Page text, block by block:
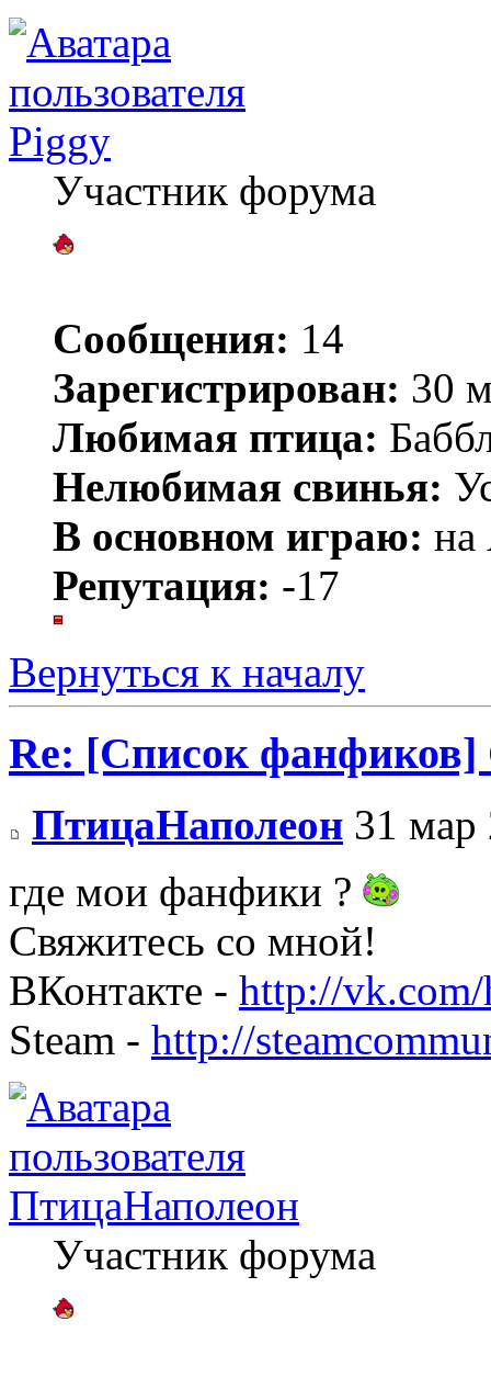
Piggy
Участник форума
Сообщения: 14
Зарегистрирован: 30
Любимая птица:
Нелюбимая свинья:
В основном играю: на
Репутация: -17
Вернуться к началу
Re: [Список фанфиков]
ПтицаНаполеон 31 мар
где мои фанфики ?
Свяжитесь со мной!
ВКонтакте - http://vk.com/
Steam - http://
ПтицаНаполеон
Участник форума